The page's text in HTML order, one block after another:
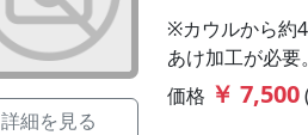
詳細を見る
※カウルから約
あけ加工が必要。
価格 ￥ 7,500